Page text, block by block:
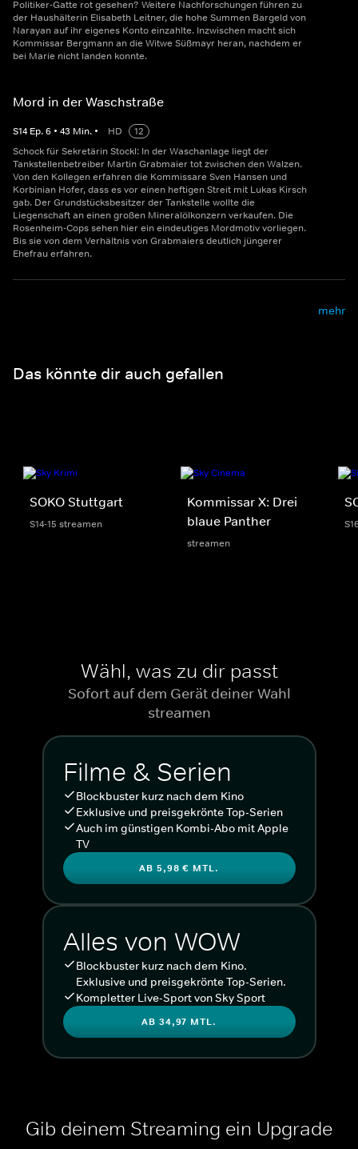
Politiker-Gatte rot gesehen? Weitere Nachforschungen führen zu
der Haushälterin Elisabeth Leitner, die hohe Summen Bargeld von
Narayan auf ihr eigenes Konto einzahlte. Inzwischen macht sich
Kommissar Bergmann an die Witwe Süßmayr heran, nachdem er
bei Marie nicht landen konnte.
Mord in der Waschstraße
S14 Ep.6 • 43 Min. • HD
12
Schock für Sekretärin Stockl: In der Waschanlage liegt der
Tankstellenbetreiber Martin Grabmaier tot zwischen den Walzen.
Von den Kollegen erfahren die Kommissare Sven Hansen und
Korbinian Hofer, dass es vor einen heftigen Streit mit Lukas Kirsch
gab. Der Grundstücksbesitzer der Tankstelle wollte die
Liegenschaft an einen großen Mineralölkonzern verkaufen. Die
Rosenheim-Cops sehen hier ein eindeutiges Mordmotiv vorliegen.
Bis sie von dem Verhältnis von Grabmaiers deutlich jüngerer
Ehefrau erfahren.
mehr
Das könnte dir auch gefallen
SOKO Stuttgart
S14-15 streamen
Kommissar X: Drei
blaue Panther
streamen
Wähl, was zu dir passt
Sofort auf dem Gerät deiner Wahl
streamen
Filme & Serien
Blockbuster kurz nach dem Kino
Exklusive und preisgekrönte Top-Serien
Auch im günstigen Kombi-Abo mit Apple
TV
AB 5,98 € MTL.
Alles von WOW
Blockbuster kurz nach dem Kino.
Exklusive und preisgekrönte Top-Serien.
Kompletter Live-Sport von Sky Sport
AB 34,97 MTL.
Gib deinem Streaming ein Upgrade